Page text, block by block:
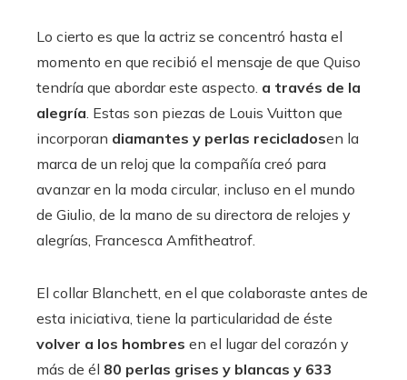
Lo cierto es que la actriz se concentró hasta el
momento en que recibió el mensaje de que Quiso
tendría que abordar este aspecto. a través de la
alegría. Estas son piezas de Louis Vuitton que
incorporan diamantes y perlas recicladosen la
marca de un reloj que la compañía creó para
avanzar en la moda circular, incluso en el mundo
de Giulio, de la mano de su directora de relojes y
alegrías, Francesca Amfitheatrof.
El collar Blanchett, en el que colaboraste antes de
esta iniciativa, tiene la particularidad de éste
volver a los hombres en el lugar del corazón y
más de él 80 perlas grises y blancas y 633